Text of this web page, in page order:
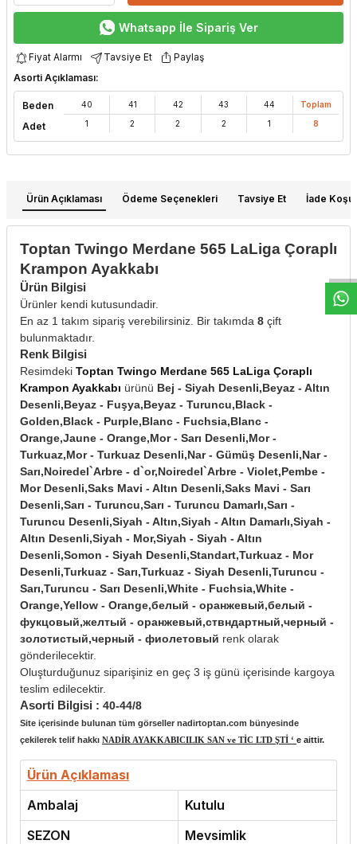
WhtsappDeseHatt
Whatsapp İle Sipariş Ver
Fiyat Alarmı Tavsiye Et
Paylaş
Asorti Açıklaması:
Beden
Adet
40
1
41
2
42
2
43
2
44
1
Toplam
8
Ürün Açıklaması Ödeme Seçenekleri Tavsiye Et İade
Toptan Twingo Merdane 565 LaLiga Çoraplı
Krampon Ayakkabı
Ürün Bilgisi
Ürünler kendi kutusundadir.
En az 1 takım sipariş verebilirsiniz. Bir takımda 8 çift
bulunmaktadır.
Renk Bilgisi
Resimdeki Toptan Twingo Merdane 565 LaLiga Çoraplı
Krampon Ayakkabı ürünü Bej - Siyah Desenli,Beyaz - Altın
Desenli,Beyaz - Fuşya,Beyaz - Turuncu,Black -
Golden,Black - Purple,Blanc - Fuchsia,Blanc -
Orange,Jaune - Orange,Mor - Sarı Desenli,Mor -
Turkuaz,Mor - Turkuaz Desenli,Nar - Gümüş Desenli,Nar -
Sarı,Noiredel`Arbre - d`or,Noiredel`Arbre - Violet,Pembe -
Mor Desenli,Saks Mavi - Altın Desenli,Saks Mavi - Sarı
Desenli,Sarı - Turuncu,Sarı - Turuncu Damarlı,Sarı -
Turuncu Desenli,Siyah - Altın,Siyah - Altın Damarlı,Siyah -
Altın Desenli,Siyah - Mor,Siyah - Siyah - Altın
Desenli,Somon - Siyah Desenli,Standart,Turkuaz - Mor
Desenli,Turkuaz - Sarı,Turkuaz - Siyah Desenli,Turuncu -
Sarı,Turuncu - Sarı Desenli,White - Fuchsia,White -
Orange,Yellow - Orange,белый - оранжевый,белый -
фукцовый,желтый - оранжевый,ствндартный,черный -
золотистый,черный - фиолетовый renk olarak
gönderilecektir.
Oluşturduğunuz siparişiniz en geç 3 iş günü içerisinde kargoya
teslim edilecektir.
Asorti Bilgisi : 40-44/8
Site içerisinde bulunan tüm görseller nadirtoptan.com bünyesinde
çekilerek telif hakkı NADİR AYAKKABICILIK SAN ve TİC LTD ŞTİ ‘ e aittir.
Ürün Açıklaması
Ambalaj
Kutulu
SEZON
Mevsimlik